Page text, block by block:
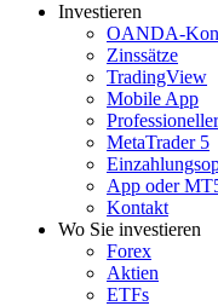
Investieren
OANDA-
Zinssätze
TradingView
Mobile App
MetaTrader 5
App oder
Kontakt
Wo Sie investieren
Forex
Aktien
ETFs